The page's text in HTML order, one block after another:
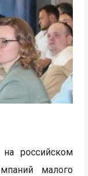
российском
малого